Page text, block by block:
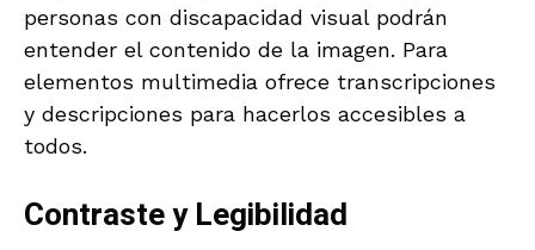
personas con discapacidad visual podrán
entender el contenido de la imagen. Para
elementos multimedia ofrece transcripciones
y descripciones para hacerlos accesibles a
todos.
Contraste y Legibilidad